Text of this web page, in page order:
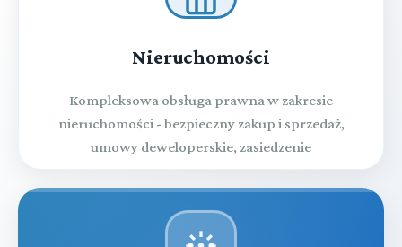
Nieruchomości
Kompleksowa obsługa prawna w zakresie
nieruchomości - bezpieczny zakup i sprzedaż,
umowy deweloperskie, zasiedzenie